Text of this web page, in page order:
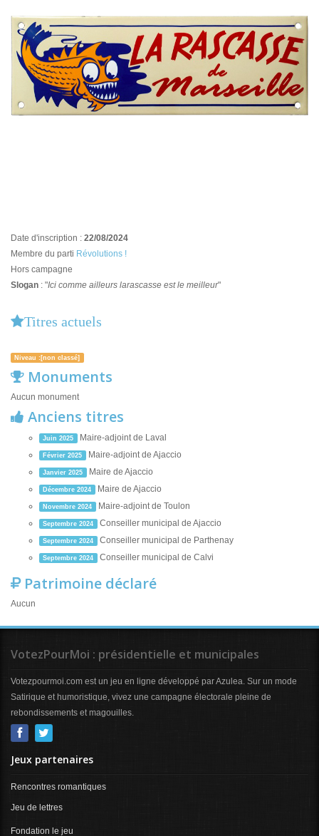
Date d'inscription : 22/08/2024
Membre du parti Révolutions !
Hors campagne
Slogan : "Ici comme ailleurs larascasse est le meilleur"
Titres actuels
Niveau :[non classé]
Monuments
Aucun monument
Anciens titres
Juin 2025 Maire-adjoint de Laval
Février 2025 Maire-adjoint de Ajaccio
Janvier 2025 Maire de Ajaccio
Décembre 2024 Maire de Ajaccio
Novembre 2024 Maire-adjoint de Toulon
Septembre 2024 Conseiller municipal de Ajaccio
Septembre 2024 Conseiller municipal de Parthenay
Septembre 2024 Conseiller municipal de Calvi
Patrimoine déclaré
Aucun
VotezPourMoi : présidentielle et municipales
Votezpourmoi.com est un jeu en ligne développé par Azulea. Sur un mode
Satirique et humoristique, vivez une campagne électorale pleine de
rebondissements et magouilles.
Jeux partenaires
Rencontres romantiques
Jeu de lettres
Fondation le jeu